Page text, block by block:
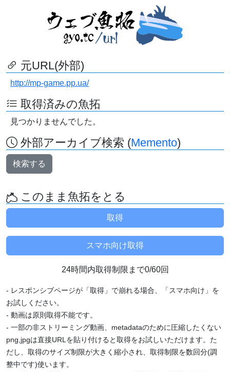
元URL(外部)
http://mp-game.pp.ua/
取得済みの魚拓
見つかりませんでした。
外部アーカイブ検索 (Memento)
検索する
このまま魚拓をとる
24時間内取得制限まで0/60回
- レスポンシブページが「取得」で崩れる場合、「スマホ向け」を
お試しください。
- 動画は原則取得不能です。
- 一部の非ストリーミング動画、metadataのために圧縮したくない
png,jpgは直接URLを貼り付けると取得をお試しいただけます。た
だし、取得のサイズ制限が大きく縮小され、取得制限を数回分(調
整中です)使います。